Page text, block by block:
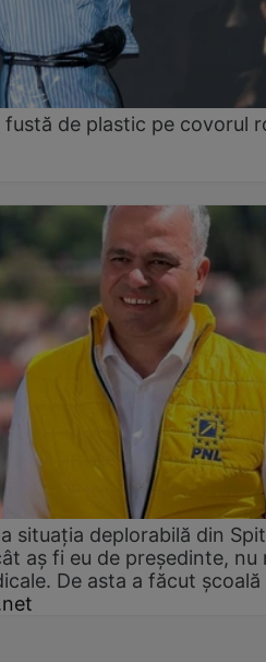
de plastic pe covorul
situația deplorabilă din
aș fi eu de președinte, nu
De asta a făcut școală